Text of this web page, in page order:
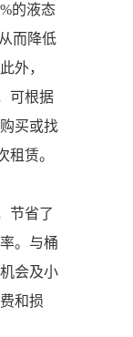
的液态
而降低
外，
可根据
买或找
租赁。
节省了
。与桶
会及小
和损